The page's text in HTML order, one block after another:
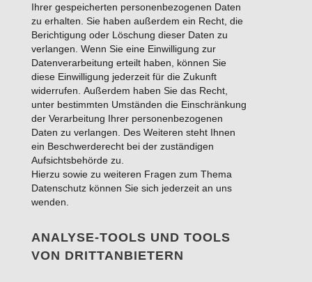
Ihrer gespeicherten personenbezogenen Daten
zu erhalten. Sie haben außerdem ein Recht, die
Berichtigung oder Löschung dieser Daten zu
verlangen. Wenn Sie eine Einwilligung zur
Datenverarbeitung erteilt haben, können Sie
diese Einwilligung jederzeit für die Zukunft
widerrufen. Außerdem haben Sie das Recht,
unter bestimmten Umständen die Einschränkung
der Verarbeitung Ihrer personenbezogenen
Daten zu verlangen. Des Weiteren steht Ihnen
ein Beschwerderecht bei der zuständigen
Aufsichtsbehörde zu.
Hierzu sowie zu weiteren Fragen zum Thema
Datenschutz können Sie sich jederzeit an uns
wenden.
ANALYSE-TOOLS UND TOOLS
VON DRITT­ANBIETERN